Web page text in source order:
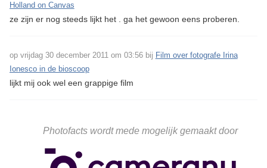
Holland on Canvas
ze zijn er nog steeds lijkt het . ga het gewoon eens proberen.
op vrijdag 30 december 2011 om 03:56 bij Film over fotografe Irina
Ionesco in de bioscoop
lijkt mij ook wel een grappige film
Photofacts wordt mede mogelijk gemaakt door